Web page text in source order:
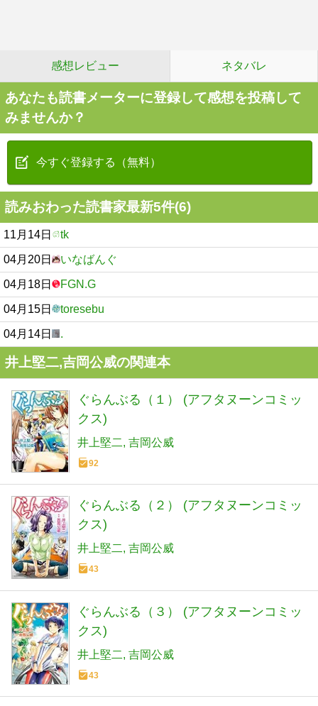
感想レビュー ネタバレ
あなたも読書メーターに登録して感想を投稿して
みませんか？
今すぐ登録する（無料）
読みおわった読書家最新5件(6)
11月14日 tk
04月20日 いなばんぐ
04月18日 FGN.G
04月15日 toresebu
04月14日 .
井上堅二,吉岡公威の関連本
ぐらんぶる（１） (アフタヌーンコミッ
クス)
井上堅二 吉岡公威
92
ぐらんぶる（２） (アフタヌーンコミッ
クス)
井上堅二 吉岡公威
43
ぐらんぶる（３） (アフタヌーンコミッ
クス)
井上堅二 吉岡公威
43